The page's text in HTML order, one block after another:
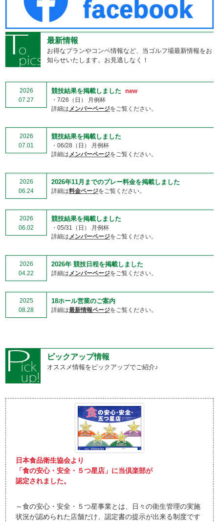
最新情報
お得なプランやコンペ情報など、当ゴルフ場最新情報をお
知らせいたします。お見逃しなく！
2026
07.27
競技結果を掲載しました new
・7/26（日） 月例杯
詳細はメンバーページをご覧ください。
2026
07.01
競技結果を掲載しました
・06/28（日） 月例杯
詳細はメンバーページをご覧ください。
2026
06.24
2026年11月までのプレー料金を掲載しました
詳細は料金ページをご覧ください。
2026
06.02
競技結果を掲載しました
・05/31（日） 月例杯
詳細はメンバーページをご覧ください。
2026
04.22
2026年 競技日程を掲載しました
詳細はメンバーページをご覧ください。
2025
08.28
18ホール営業のご案内
詳細は最新情報ページをご覧ください。
ピックアップ情報
オススメ情報をピックアップでご紹介♪
日本食品衛生協会より
「食の安心・安全・５つ星店」に当倶楽部が
認定されました。
～食の安心・安全・５つ星事業とは、日々の衛生管理の実施
状況が認められた店舗だけ、認定書の提示が出来る制度です